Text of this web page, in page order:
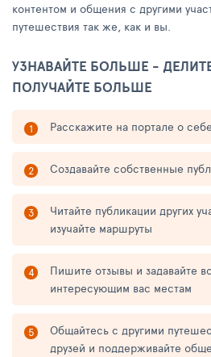
контентом и общения с другими
путешествия так же, как и вы.
УЗНАВАЙТЕ БОЛЬШЕ -
ПОЛУЧАЙТЕ БОЛЬШЕ
Расскажите на портале о
Создавайте собственные
Читайте публикации других
изучайте маршруты
Пишите отзывы и задавайте
интересующим вас местам
Общайтесь с другими
друзей и поддерживайте